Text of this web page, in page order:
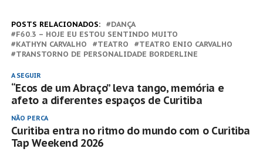
POSTS RELACIONADOS:
DANÇA
F60.3 – HOJE EU ESTOU SENTINDO MUITO
KATHYN CARVALHO
TEATRO
TEATRO ENIO CARVALHO
TRANSTORNO DE PERSONALIDADE BORDERLINE
A SEGUIR
“Ecos de um Abraço” leva tango, memória e
afeto a diferentes espaços de Curitiba
NÃO PERCA
Curitiba entra no ritmo do mundo com o Curitiba
Tap Weekend 2026